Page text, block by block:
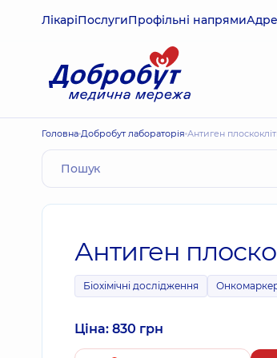
ЛікаріПослугиПрофільні напрями
Головна Добробут лабораторія Антиген
Антиген
Біохімічні дослідження
Ціна: 830 грн